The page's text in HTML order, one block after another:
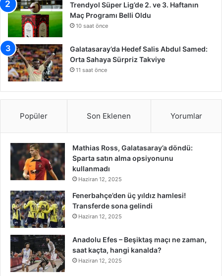
Trendyol Süper Lig’de 2. ve 3. Haftanın
Maç Programı Belli Oldu
10 saat önce
Galatasaray’da Hedef Salis Abdul Samed:
Orta Sahaya Sürpriz Takviye
11 saat önce
Popüler Son Eklenen Yorumlar
Mathias Ross, Galatasaray’a döndü:
Sparta satın alma opsiyonunu
kullanmadı
Haziran 12, 2025
Fenerbahçe’den üç yıldız hamlesi!
Transferde sona gelindi
Haziran 12, 2025
Anadolu Efes – Beşiktaş maçı ne zaman,
saat kaçta, hangi kanalda?
Haziran 12, 2025